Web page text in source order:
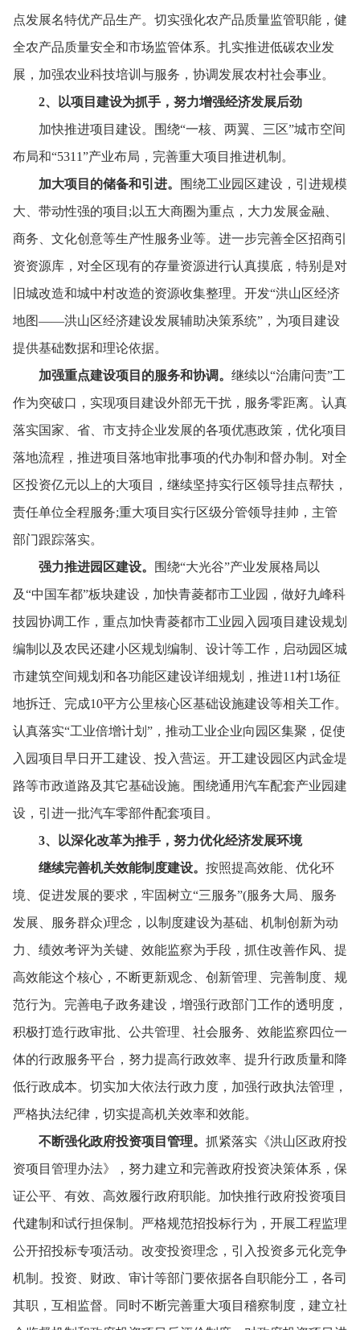
点发展名特优产品生产。 切实强化农产品质量监管职能， 健
全农产品质量安全和市场监管体系。 扎实推进低碳农业发
展， 加强农业科技培训与服务， 协调发展农村社会事业。
2、 以项目建设为抓手，努力增强经济发展后劲
加快推进项目建设。
围绕“一核、 两翼、 三区”城市空间
布局和“5311”产业布局， 完善重大项目推进机制。
加大项目的储备和引进。
围绕工业园区建设， 引进规模
大、 带动性强的项目;以五大商圈为重点， 大力发展金融、
商务、 文化创意等生产性服务业等。 进一步完善全区招商引
资资源库， 对全区现有的存量资源进行认真摸底， 特别是对
旧城改造和城中村改造的资源收集整理。 开发“洪山区经济
地图——洪山区经济建设发展辅助决策系统”， 为项目建设
提供基础数据和理论依据。
加强重点建设项目的服务和协调。 继续以“治庸问责”工
作为突破口， 实现项目建设外部无干扰， 服务零距离。 认真
落实国家、 省、 市支持企业发展的各项优惠政策， 优化项目
落地流程， 推进项目落地审批事项的代办制和督办制。 对全
区投资亿元以上的大项目， 继续坚持实行区领导挂点帮扶，
责任单位全程服务;重大项目实行区级分管领导挂帅， 主管
部门跟踪落实。
强力推进园区建设。
围绕“大光谷”产业发展格局以
及“中国车都”板块建设， 加快青菱都市工业园， 做好九峰科
技园协调工作， 重点加快青菱都市工业园入园项目建设规划
编制以及农民还建小区规划编制、 设计等工作， 启动园区城
市建筑空间规划和各功能区建设详细规划， 推进11村1场征
地拆迁、 完成10平方公里核心区基础设施建设等相关工作。
认真落实“工业倍增计划”， 推动工业企业向园区集聚， 促使
入园项目早日开工建设、 投入营运。 开工建设园区内武金堤
路等市政道路及其它基础设施。
围绕通用汽车配套产业园建
设， 引进一批汽车零部件配套项目。
3、 以深化改革为推手，努力优化经济发展环境
继续完善机关效能制度建设。 按照提高效能、 优化环
境、 促进发展的要求， 牢固树立“三服务”(服务大局、
服务
发展、
服务群众)理念， 以制度建设为基础、 机制创新为动
力、 绩效考评为关键、 效能监察为手段， 抓住改善作风、 提
高效能这个核心， 不断更新观念、 创新管理、 完善制度、 规
范行为。 完善电子政务建设， 增强行政部门工作的透明度，
积极打造行政审批、 公共管理、 社会服务、 效能监察四位一
体的行政服务平台， 努力提高行政效率、 提升行政质量和降
低行政成本。 切实加大依法行政力度， 加强行政执法管理，
严格执法纪律， 切实提高机关效率和效能。
不断强化政府投资项目管理。 抓紧落实《洪山区政府投
资项目管理办法》， 努力建立和完善政府投资决策体系， 保
证公平、 有效、 高效履行政府职能。 加快推行政府投资项目
代建制和试行担保制。 严格规范招投标行为， 开展工程监理
公开招投标专项活动。 改变投资理念， 引入投资多元化竞争
机制。 投资、 财政、 审计等部门要依据各自职能分工， 各司
其职， 互相监督。 同时不断完善重大项目稽察制度， 建立社